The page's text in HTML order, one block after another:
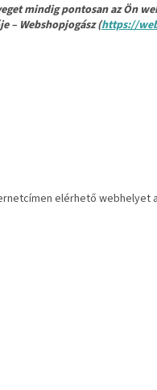
mindig pontosan az Ön
– Webshopjogász (https://
elérhető webhelyet